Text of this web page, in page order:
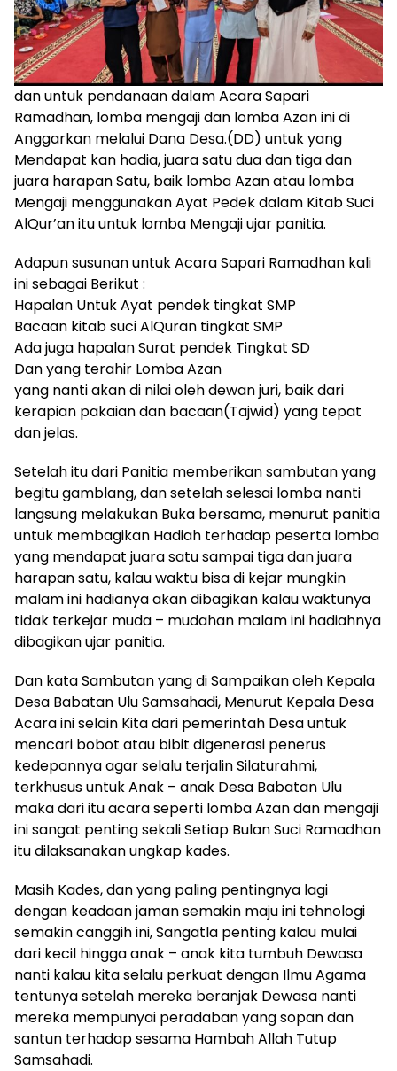
dan untuk pendanaan dalam Acara Sapari
Ramadhan, lomba mengaji dan lomba Azan ini di
Anggarkan melalui Dana Desa.(DD) untuk yang
Mendapat kan hadia, juara satu dua dan tiga dan
juara harapan Satu, baik lomba Azan atau lomba
Mengaji menggunakan Ayat Pedek dalam Kitab Suci
AlQur’an itu untuk lomba Mengaji ujar panitia.
Adapun susunan untuk Acara Sapari Ramadhan kali
ini sebagai Berikut :
Hapalan Untuk Ayat pendek tingkat SMP
Bacaan kitab suci AlQuran tingkat SMP
Ada juga hapalan Surat pendek Tingkat SD
Dan yang terahir Lomba Azan
yang nanti akan di nilai oleh dewan juri, baik dari
kerapian pakaian dan bacaan(Tajwid) yang tepat
dan jelas.
Setelah itu dari Panitia memberikan sambutan yang
begitu gamblang, dan setelah selesai lomba nanti
langsung melakukan Buka bersama, menurut panitia
untuk membagikan Hadiah terhadap peserta lomba
yang mendapat juara satu sampai tiga dan juara
harapan satu, kalau waktu bisa di kejar mungkin
malam ini hadianya akan dibagikan kalau waktunya
tidak terkejar muda – mudahan malam ini hadiahnya
dibagikan ujar panitia.
Dan kata Sambutan yang di Sampaikan oleh Kepala
Desa Babatan Ulu Samsahadi, Menurut Kepala Desa
Acara ini selain Kita dari pemerintah Desa untuk
mencari bobot atau bibit digenerasi penerus
kedepannya agar selalu terjalin Silaturahmi,
terkhusus untuk Anak – anak Desa Babatan Ulu
maka dari itu acara seperti lomba Azan dan mengaji
ini sangat penting sekali Setiap Bulan Suci Ramadhan
itu dilaksanakan ungkap kades.
Masih Kades, dan yang paling pentingnya lagi
dengan keadaan jaman semakin maju ini tehnologi
semakin canggih ini, Sangatla penting kalau mulai
dari kecil hingga anak – anak kita tumbuh Dewasa
nanti kalau kita selalu perkuat dengan Ilmu Agama
tentunya setelah mereka beranjak Dewasa nanti
mereka mempunyai peradaban yang sopan dan
santun terhadap sesama Hambah Allah Tutup
Samsahadi.